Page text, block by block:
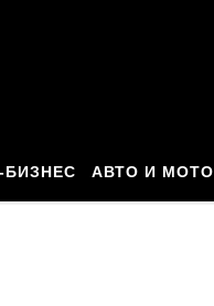
АВТО И МОТО